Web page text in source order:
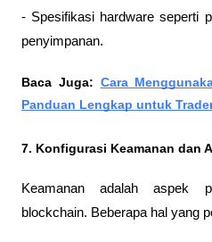
- Spesifikasi hardware seperti
penyimpanan.
Baca Juga: Cara
Panduan Lengkap untuk
7. Konfigurasi Keamanan dan
Keamanan adalah aspek
blockchain. Beberapa hal yang